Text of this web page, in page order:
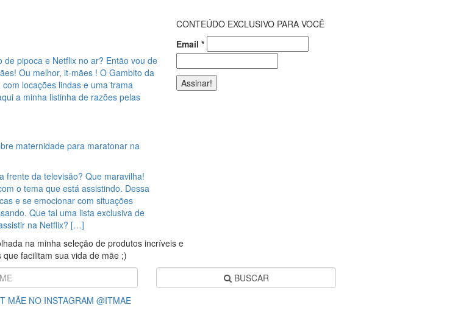
pipoca e Netflix no ar? Então vou de
Ou melhor, it-mães ! O Gambito da
locações lindas e uma trama
a minha listinha de razões pelas
maternidade para maratonar na
frente da televisão? Que maravilha!
o tema que está assistindo. Dessa
e se emocionar com situações
Que tal uma lista exclusiva de
na Netflix? […]
CONTEÚDO EXCLUSIVO PARA VOCÊ
Email *
na minha seleção de produtos incríveis e
que facilitam sua vida de mãe ;)
BUSCAR
MÃE NO INSTAGRAM @ITMAE